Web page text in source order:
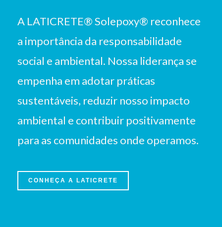
A LATICRETE® Solepoxy® reconhece
a importância da responsabilidade
social e ambiental. Nossa liderança se
empenha em adotar práticas
sustentáveis, reduzir nosso impacto
ambiental e contribuir positivamente
para as comunidades onde operamos.
CONHEÇA A LATICRETE